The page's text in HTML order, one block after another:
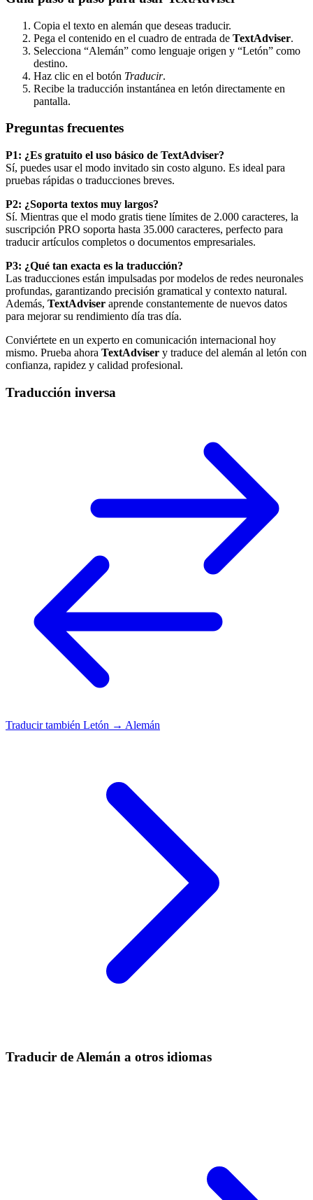
Copia el texto en alemán que deseas traducir.
Pega el contenido en el cuadro de entrada de TextAdviser.
Selecciona “Alemán” como lenguaje origen y “Letón” como
destino.
Haz clic en el botón Traducir.
Recibe la traducción instantánea en letón directamente en
pantalla.
Preguntas frecuentes
P1: ¿Es gratuito el uso básico de TextAdviser?
Sí, puedes usar el modo invitado sin costo alguno. Es ideal para
pruebas rápidas o traducciones breves.
P2: ¿Soporta textos muy largos?
Sí. Mientras que el modo gratis tiene límites de 2.000 caracteres, la
suscripción PRO soporta hasta 35.000 caracteres, perfecto para
traducir artículos completos o documentos empresariales.
P3: ¿Qué tan exacta es la traducción?
Las traducciones están impulsadas por modelos de redes neuronales
profundas, garantizando precisión gramatical y contexto natural.
Además, TextAdviser aprende constantemente de nuevos datos
para mejorar su rendimiento día tras día.
Conviértete en un experto en comunicación internacional hoy
mismo. Prueba ahora TextAdviser y traduce del alemán al letón con
confianza, rapidez y calidad profesional.
Traducción inversa
Traducir también Letón → Alemán
Traducir de Alemán a otros idiomas